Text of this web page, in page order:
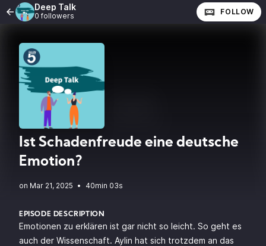
Deep Talk
0 followers FOLLOW
Ist Schadenfreude eine deutsche
Emotion?
• 40min 03s
EPISODE DESCRIPTION
Emotionen zu erklären ist gar nicht so leicht. So geht es
auch der Wissenschaft. Aylin hat sich trotzdem an das